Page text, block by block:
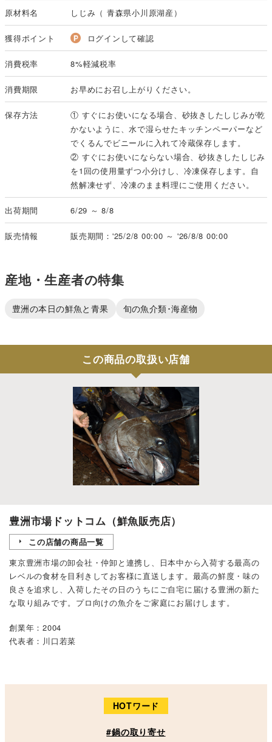
原材料名 しじみ（ 青森県小川原湖産）
獲得ポイント ログインして確認
消費税率 8%軽減税率
消費期限 お早めにお召し上がりください。
保存方法
① すぐにお使いになる場合、砂抜きしたしじみが乾
かないように、水で湿らせたキッチンペーパーなど
でくるんでビニールに入れて冷蔵保存します。
② すぐにお使いにならない場合、砂抜きしたしじみ
を1回の使用量ずつ小分けし、冷凍保存します。自
然解凍せず、冷凍のまま料理にご使用ください。
出荷期間 6/29 ～ 8/8
販売情報 販売期間：'25/2/8 00:00 ～ '26/8/8 00:00
産地・生産者の特集
豊洲の本日の鮮魚と青果 旬の魚介類･海産物
この商品の取扱い店舗
豊洲市場ドットコム（鮮魚販売店）
この店舗の商品一覧
東京豊洲市場の卸会社・仲卸と連携し、日本中から入荷する最高の
レベルの食材を目利きしてお客様に直送します。最高の鮮度・味の
良さを追求し、入荷したその日のうちにご自宅に届ける豊洲の新た
な取り組みです。プロ向けの魚介をご家庭にお届けします。
創業年：2004
代表者：川口若菜
HOTワード
#鍋の取り寄せ